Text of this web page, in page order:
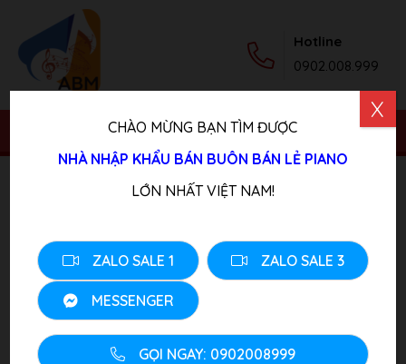
Hotline
0902.008.999
Trang chủ/ Sản phẩm/Piano Điện/ Đàn Piano Yamaha
CHÀO MỪNG BẠN TÌM ĐƯỢC
NHÀ NHẬP KHẨU BÁN BUÔN BÁN LẺ PIANO
LỚN NHẤT VIỆT NAM!
ZALO SALE 1 ZALO SALE 3
MESSENGER
GỌI NGAY: 0902008999
X